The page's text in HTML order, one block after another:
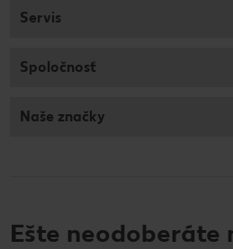
Servis
Spoločnosť
Naše značky
Ešte neodoberáte